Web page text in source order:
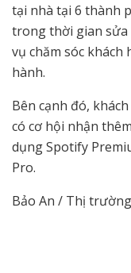
tại nhà tại 6 thành
trong thời gian sửa
vụ chăm sóc khách
hành.
Bên cạnh đó,
có cơ hội nhận
dụng Spotify
Pro.
Bảo An / Thị